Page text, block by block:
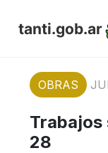
tanti.gob.ar
OBRAS
Trabajos
28